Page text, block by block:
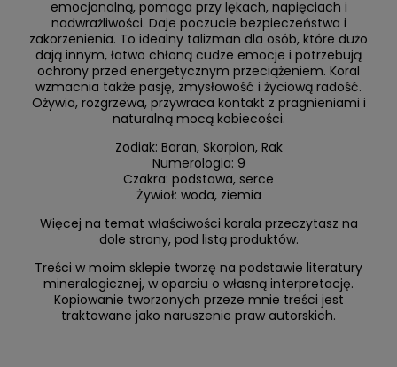
emocjonalną, pomaga przy lękach, napięciach i
nadwrażliwości. Daje poczucie bezpieczeństwa i
zakorzenienia. To idealny talizman dla osób, które dużo
dają innym, łatwo chłoną cudze emocje i potrzebują
ochrony przed energetycznym przeciążeniem. Koral
wzmacnia także pasję, zmysłowość i życiową radość.
Ożywia, rozgrzewa, przywraca kontakt z pragnieniami i
naturalną mocą kobiecości.
Zodiak: Baran, Skorpion, Rak
Numerologia: 9
Czakra: podstawa, serce
Żywioł: woda, ziemia
Więcej na temat właściwości korala przeczytasz na
dole strony, pod listą produktów.
Treści w moim sklepie tworzę na podstawie literatury
mineralogicznej, w oparciu o własną interpretację.
Kopiowanie tworzonych przeze mnie treści jest
traktowane jako naruszenie praw autorskich.